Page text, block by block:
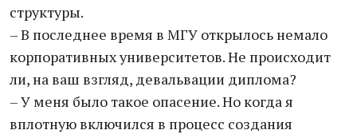
структуры.
– В последнее время в МГУ открылось немало
корпоративных университетов. Не происходит
ли, на ваш взгляд, девальвации диплома?
– У меня было такое опасение. Но когда я
вплотную включился в процесс создания